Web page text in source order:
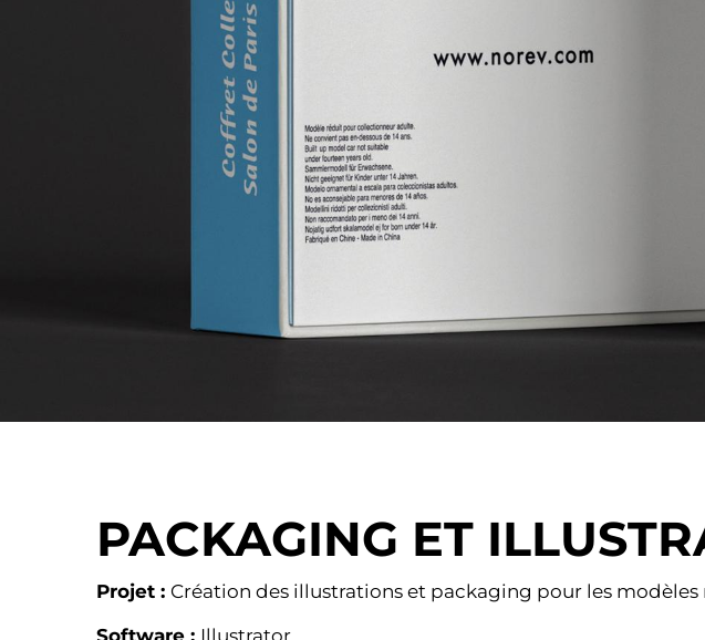
PACKAGING ET
Projet : Création des illustrations et packaging pour les
Software : Illustrator